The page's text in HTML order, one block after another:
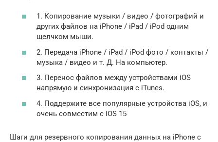
1. Копирование музыки / видео / фотографий и
других файлов на iPhone / iPad / iPod одним
щелчком мыши.
2. Передача iPhone / iPad / iPod фото / контакты /
музыка / видео и т. Д. На компьютер.
3. Перенос файлов между устройствами iOS
напрямую и синхронизация с iTunes.
4. Поддержите все популярные устройства iOS, и
очень совместим с iOS 15
Шаги для резервного копирования данных на iPhone с